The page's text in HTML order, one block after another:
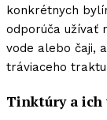
konkrétnych
odporúča užívať
vode alebo čaji,
tráviaceho
Tinktúry a ich